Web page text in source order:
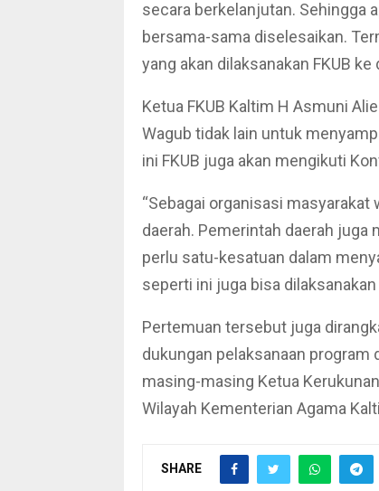
secara berkelanjutan. Sehingga
bersama-sama diselesaikan.
yang akan dilaksanakan FKUB ke
Ketua FKUB Kaltim H Asmuni
Wagub tidak lain untuk
ini FKUB juga akan mengikuti
“Sebagai organisasi
daerah. Pemerintah daerah juga
perlu satu-kesatuan dalam
seperti ini juga bisa
Pertemuan tersebut juga
dukungan pelaksanaan
masing-masing Ketua
Wilayah Kementerian Agama
SHARE